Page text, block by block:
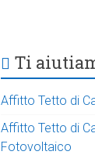
Ti
Affitto Tetto di
Affitto Tetto di
Fotovoltaico